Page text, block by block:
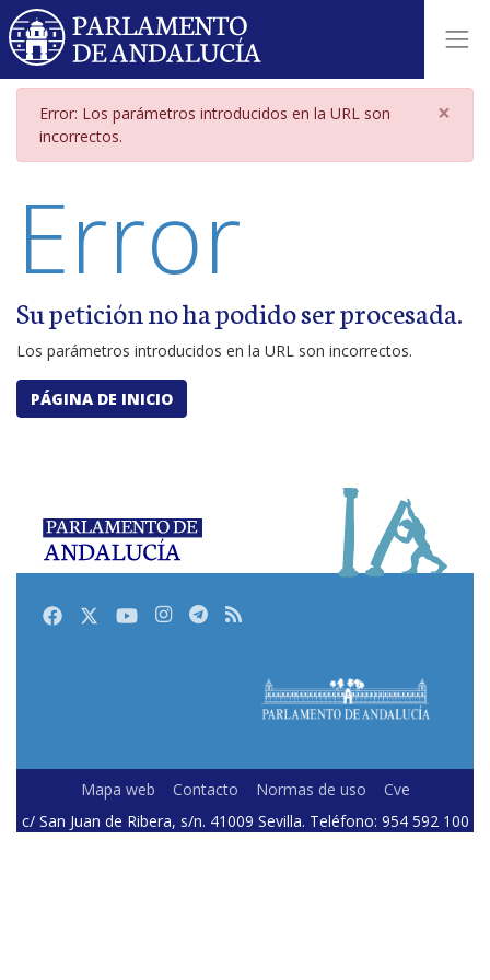
Página de error por parámetros
Error: Los parámetros introducidos en la URL son
incorrectos.
×
Error
Su petición no ha podido ser procesada.
Los parámetros introducidos en la URL son incorrectos.
PÁGINA DE INICIO
FacebookTwitterYoutubeInstagram
Telegram
RSS
Mapa web Contacto Normas de uso
Cve
c/ San Juan de Ribera, s/n. 41009 Sevilla. Teléfono: 954 592 100